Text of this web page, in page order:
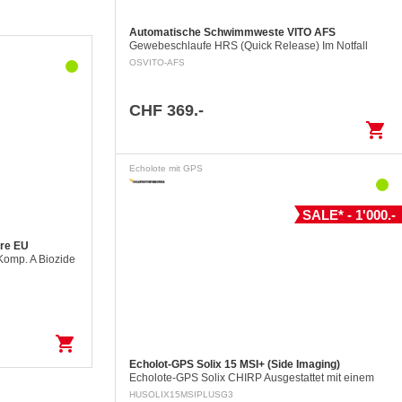
EU
A Biozide
Gebrauch
shopping_cart
Automatische Schwimmweste VITO AFS
Gewebeschlaufe HRS (Quick Release) Im Notfall
kann die ins Wasser gefallene Person die Notöffnung
OSVITO-AFS
CHF 369.-
shopping_cart
Echolote mit GPS
SALE* - 1'000.-
Echolot-GPS Solix 15 MSI+ (Side Imaging)
Echolote-GPS Solix CHIRP Ausgestattet mit einem
fast Dual Core CPU Zusätzlich zu den Funktionen
HUSOLIX15MSIPLUSG3